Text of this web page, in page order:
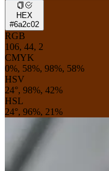
HEX
#6a2c02
RGB
106, 44, 2
CMYK
0%, 58%, 98%, 58%
HSV
24°, 98%, 42%
HSL
24°, 96%, 21%